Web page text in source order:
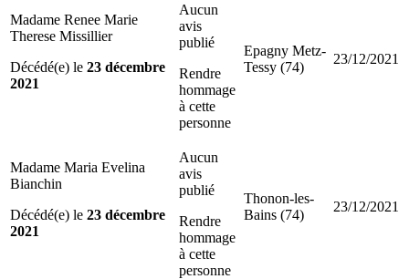
Madame Renee Marie
Therese Missillier
Décédé(e) le 23 décembre
2021
Aucun
avis
publié
Rendre
hommage
à cette
personne
Epagny Metz-
Tessy (74)
23/12/2021
Madame Maria Evelina
Bianchin
Décédé(e) le 23 décembre
2021
Aucun
avis
publié
Rendre
hommage
à cette
personne
Thonon-les-
Bains (74)
23/12/2021